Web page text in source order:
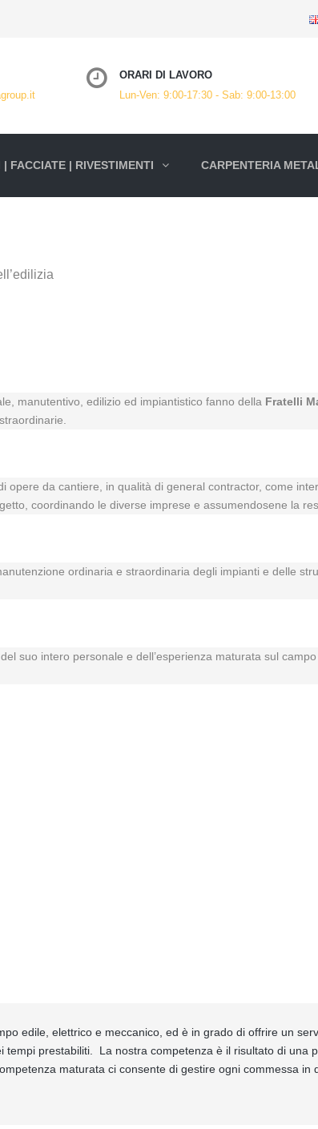
ORARI DI LAVORO
Lun-Ven: 9:00-17:30 - Sab: 9:00-13:00
| FACCIATE | RIVESTIMENTI CARPENTERIA
manutentivo, edilizio ed impiantistico fanno della Fratelli
da cantiere, in qualità di general contractor, come
coordinando le diverse imprese e assumendosene la
ordinaria e straordinaria degli impianti e delle
suo intero personale e dell’esperienza maturata sul
edile, elettrico e meccanico, ed è in grado di offrire un
prestabiliti. La nostra competenza è il risultato di una
maturata ci consente di gestire ogni commessa in